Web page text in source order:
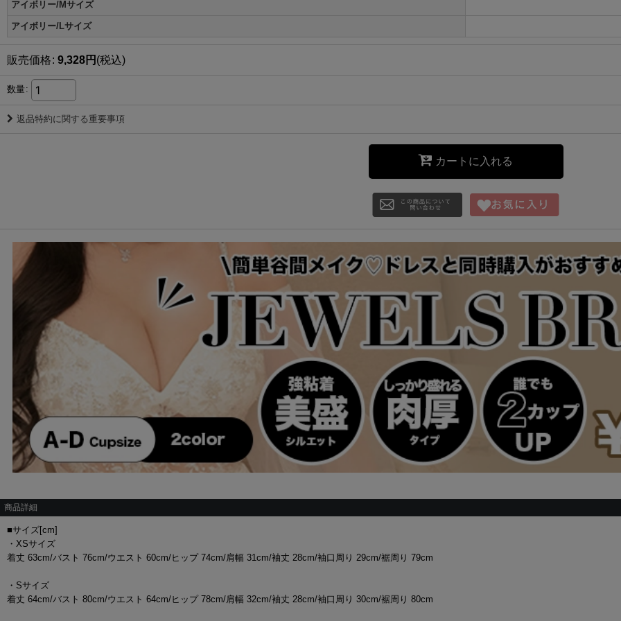
アイボリー/Mサイズ
アイボリー/Lサイズ
販売価格: 9,328円 (税込)
数量:
返品特約に関する重要事項
カートに入れる
商品詳細
■サイズ[cm]
・XSサイズ
着丈 63cm/バスト 76cm/ウエスト 60cm/ヒップ 74cm/肩幅 31cm/袖丈 28cm/袖口周り 29cm/裾周り 79cm
・Sサイズ
着丈 64cm/バスト 80cm/ウエスト 64cm/ヒップ 78cm/肩幅 32cm/袖丈 28cm/袖口周り 30cm/裾周り 80cm